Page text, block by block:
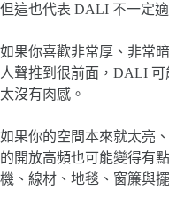
但這也代表 DALI 不一定
如果你喜歡非常厚、非常
人聲推到很前面，DALI 可
太沒有肉感。
如果你的空間本來就太亮
的開放高頻也可能變得有
機、線材、地毯、窗簾與